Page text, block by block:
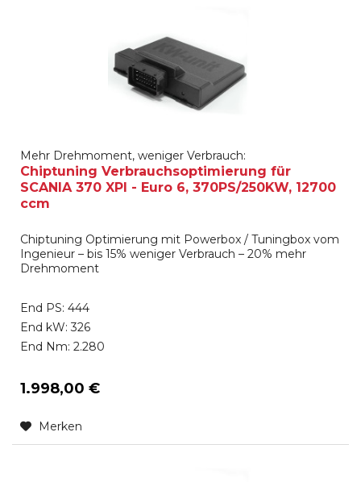
Mehr Drehmoment, weniger Verbrauch:
Chiptuning Verbrauchsoptimierung für
SCANIA 370 XPI - Euro 6, 370PS/250KW, 12700
ccm
Chiptuning Optimierung mit Powerbox / Tuningbox vom
Ingenieur – bis 15% weniger Verbrauch – 20% mehr
Drehmoment
End PS: 444
End kW: 326
End Nm: 2.280
1.998,00 €
Merken